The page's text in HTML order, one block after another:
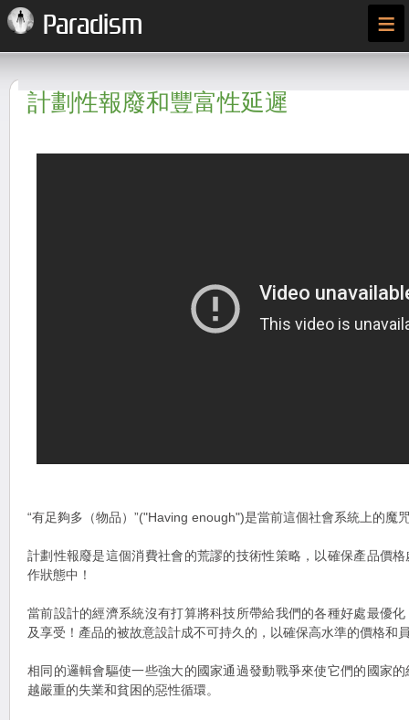
Paradism ≡
計劃性報廢和豐富性延遲
“有足夠多（物品）”("Having enough")是當前這個社會系統上的魔
計劃性報廢是這個消費社會的荒謬的技術性策略，以確保產品價
作狀態中！
當前設計的經濟系統沒有打算將科技所帶給我們的各種好處最優
及享受！產品的被故意設計成不可持久的，以確保高水準的價格和
相同的邏輯會驅使一些強大的國家通過發動戰爭來使它們的國家
越嚴重的失業和貧困的惡性循環。